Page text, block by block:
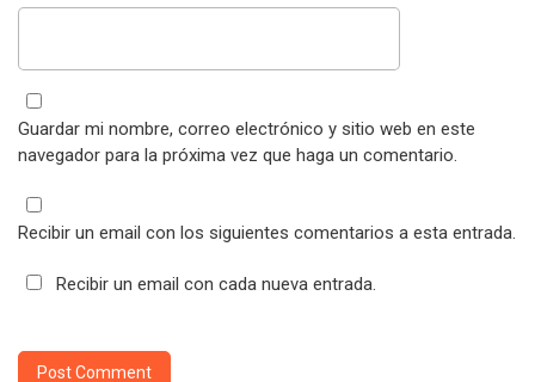
Guardar mi nombre, correo electrónico y sitio web en este
navegador para la próxima vez que haga un comentario.
Recibir un email con los siguientes comentarios a esta entrada.
Recibir un email con cada nueva entrada.